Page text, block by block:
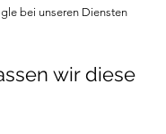
bei unseren Diensten
wir diese